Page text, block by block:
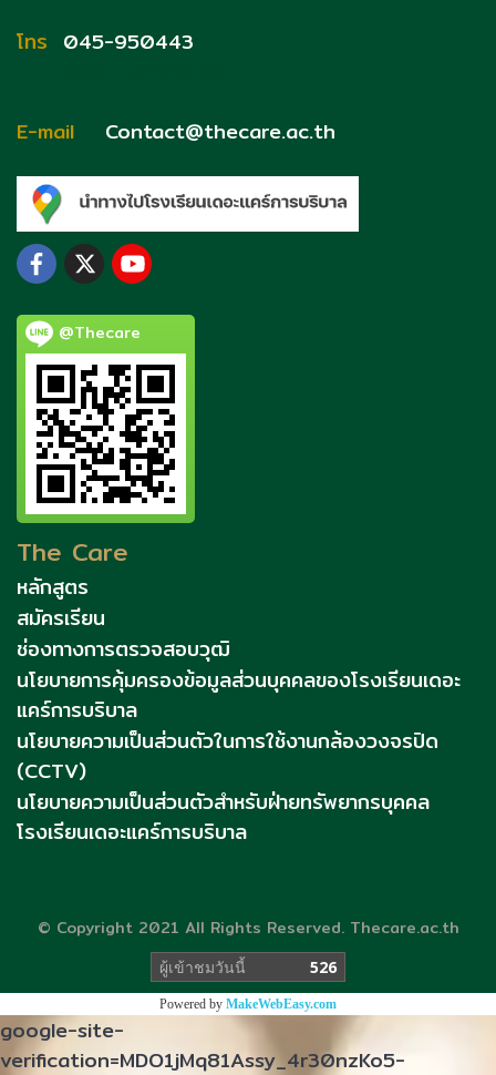
โทร 045-950443
E-mail
Contact@thecare.ac.th
@Thecare
The Care
หลักสูตร
สมัครเรียน
ช่องทางการตรวจสอบวุฒิ
นโยบายการคุ้มครองข้อมูลส่วนบุคคลของโรงเรียนเดอะ
แคร์การบริบาล
นโยบายความเป็นส่วนตัวในการใช้งานกล้องวงจรปิด
(CCTV)
นโยบายความเป็นส่วนตัวสำหรับฝ่ายทรัพยากรบุคคล
โรงเรียนเดอะแคร์การบริบาล
© Copyright 2021 All Rights Reserved. Thecare.ac.th
ผู้เข้าชมขณะนี้ 79
Powered by MakeWebEasy.com
google-site-
verification=MDO1jMq81Assy_4r30nzKo5-